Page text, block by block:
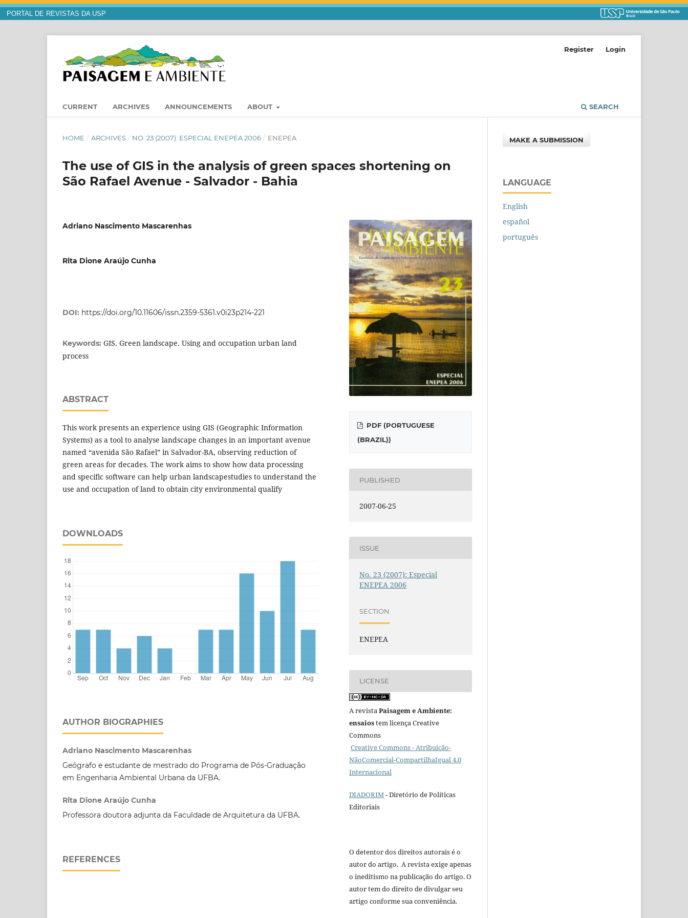
PORTAL DE REVISTAS DA USP
CURRENT ARCHIVES ANNOUNCEMENTS ABOUT SEARCH
Register Login
HOME / ARCHIVES / NO. 23 (2007): ESPECIAL ENEPEA 2006 / ENEPEA
The use of GIS in the analysis of green spaces shortening on
São Rafael Avenue - Salvador - Bahia
Adriano Nascimento Mascarenhas
Rita Dione Araújo Cunha
DOI: https://doi.org/10.11606/issn.2359-5361.v0i23p214-221
Keywords: GIS. Green landscape. Using and occupation urban land
process
ABSTRACT
This work presents an experience using GIS (Geographic Information
Systems) as a tool to analyse landscape changes in an important avenue
named “avenida São Rafael” in Salvador-BA, observing reduction of
green areas for decades. The work aims to show how data processing
and specific software can help urban landscapestudies to understand the
use and occupation of land to obtain city environmental qualify
DOWNLOADS
AUTHOR BIOGRAPHIES
Adriano Nascimento Mascarenhas
Geógrafo e estudante de mestrado do Programa de Pós-Graduação
em Engenharia Ambiental Urbana da UFBA.
Rita Dione Araújo Cunha
Professora doutora adjunta da Faculdade de Arquitetura da UFBA.
REFERENCES
PDF (PORTUGUESE
(BRAZIL))
PUBLISHED
2007-06-25
ISSUE
No. 23 (2007): Especial
ENEPEA 2006
SECTION
ENEPEA
LICENSE
A revista Paisagem e Ambiente:
ensaiostem licença Creative
Commons
Creative Commons - Atribuição-
NãoComercial-CompartilhaIgual 4.0
Internacional
DIADORIM- Diretório de Políticas
Editoriais
O detentor dos direitos autorais é o
autor do artigo. A revista exige apenas
o ineditismo na publicação do artigo. O
autor tem do direito de divulgar seu
artigo conforme sua conveniência.
MAKE A SUBMISSION
LANGUAGE
English
español
português